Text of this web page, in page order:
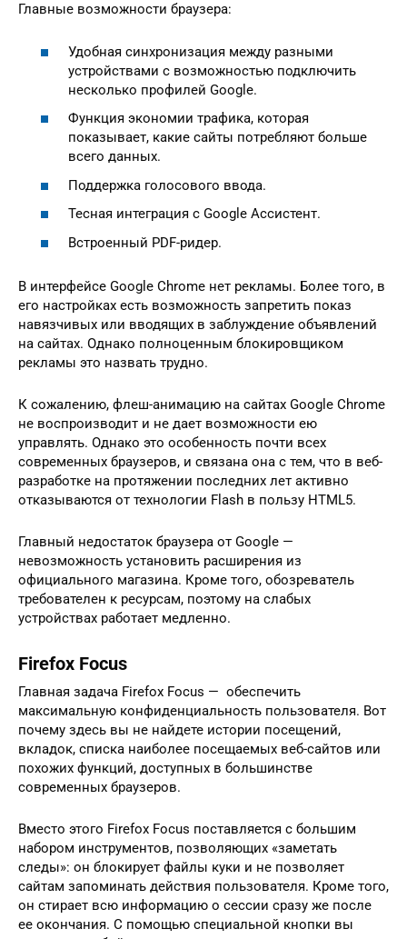
Главные возможности браузера:
Удобная синхронизация между разными
устройствами с возможностью подключить
несколько профилей Google.
Функция экономии трафика, которая
показывает, какие сайты потребляют больше
всего данных.
Поддержка голосового ввода.
Тесная интеграция с Google Ассистент.
Встроенный PDF-ридер.
В интерфейсе Google Chrome нет рекламы. Более того, в
его настройках есть возможность запретить показ
навязчивых или вводящих в заблуждение объявлений
на сайтах. Однако полноценным блокировщиком
рекламы это назвать трудно.
К сожалению, флеш-анимацию на сайтах Google Chrome
не воспроизводит и не дает возможности ею
управлять. Однако это особенность почти всех
современных браузеров, и связана она с тем, что в веб-
разработке на протяжении последних лет активно
отказываются от технологии Flash в пользу HTML5.
Главный недостаток браузера от Google —
невозможность установить расширения из
официального магазина. Кроме того, обозреватель
требователен к ресурсам, поэтому на слабых
устройствах работает медленно.
Firefox Focus
Главная задача Firefox Focus — обеспечить
максимальную конфиденциальность пользователя. Вот
почему здесь вы не найдете истории посещений,
вкладок, списка наиболее посещаемых веб-сайтов или
похожих функций, доступных в большинстве
современных браузеров.
Вместо этого Firefox Focus поставляется с большим
набором инструментов, позволяющих «заметать
следы»: он блокирует файлы куки и не позволяет
сайтам запоминать действия пользователя. Кроме того,
он стирает всю информацию о сессии сразу же после
ее окончания. С помощью специальной кнопки вы